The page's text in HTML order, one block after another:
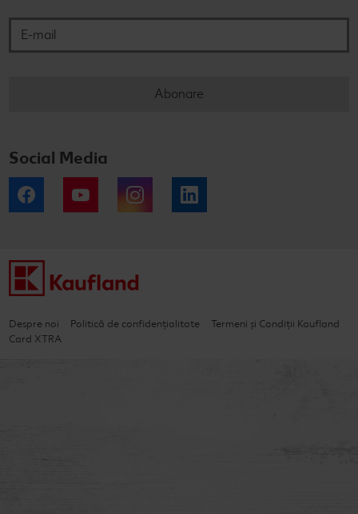
Abonare
Social Media
Facebook YouTube Instagram
Despre noi Politică de confidențialitate
Termeni și Condiții Kaufland
Card XTRA